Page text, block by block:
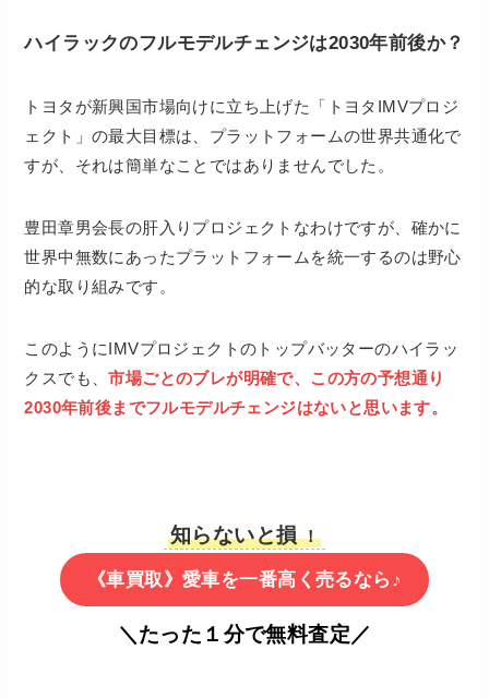
ハイラックのフルモデルチェンジは2030年前後か？
トヨタが新興国市場向けに立ち上げた「トヨタIMVプロジ
ェクト」の最大目標は、プラットフォームの世界共通化で
すが、それは簡単なことではありませんでした。
豊田章男会長の肝入りプロジェクトなわけですが、確かに
世界中無数にあったプラットフォームを統一するのは野心
的な取り組みです。
このようにIMVプロジェクトのトップバッターのハイラッ
クスでも、市場ごとのブレが明確で、この方の予想通り
2030年前後までフルモデルチェンジはないと思います。
知らないと損 ！
《車買取》愛車を一番高く売るなら♪
＼たった１分で無料査定／